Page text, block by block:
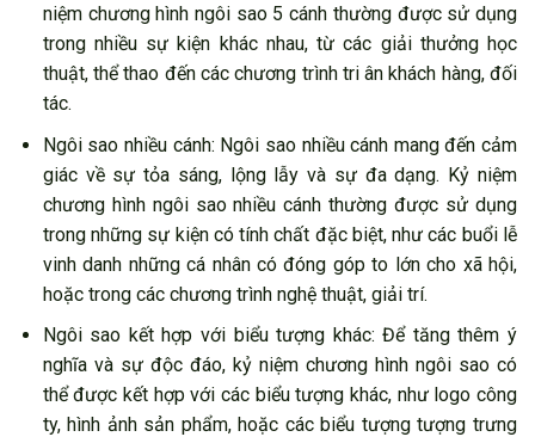
niệm chương hình ngôi sao 5 cánh thường được sử dụng
trong nhiều sự kiện khác nhau, từ các giải thưởng học
thuật, thể thao đến các chương trình tri ân khách hàng, đối
tác.
Ngôi sao nhiều cánh: Ngôi sao nhiều cánh mang đến cảm
giác về sự tỏa sáng, lộng lẫy và sự đa dạng. Kỷ niệm
chương hình ngôi sao nhiều cánh thường được sử dụng
trong những sự kiện có tính chất đặc biệt, như các buổi lễ
vinh danh những cá nhân có đóng góp to lớn cho xã hội,
hoặc trong các chương trình nghệ thuật, giải trí.
Ngôi sao kết hợp với biểu tượng khác: Để tăng thêm ý
nghĩa và sự độc đáo, kỷ niệm chương hình ngôi sao có
thể được kết hợp với các biểu tượng khác, như logo công
ty, hình ảnh sản phẩm, hoặc các biểu tượng tượng trưng